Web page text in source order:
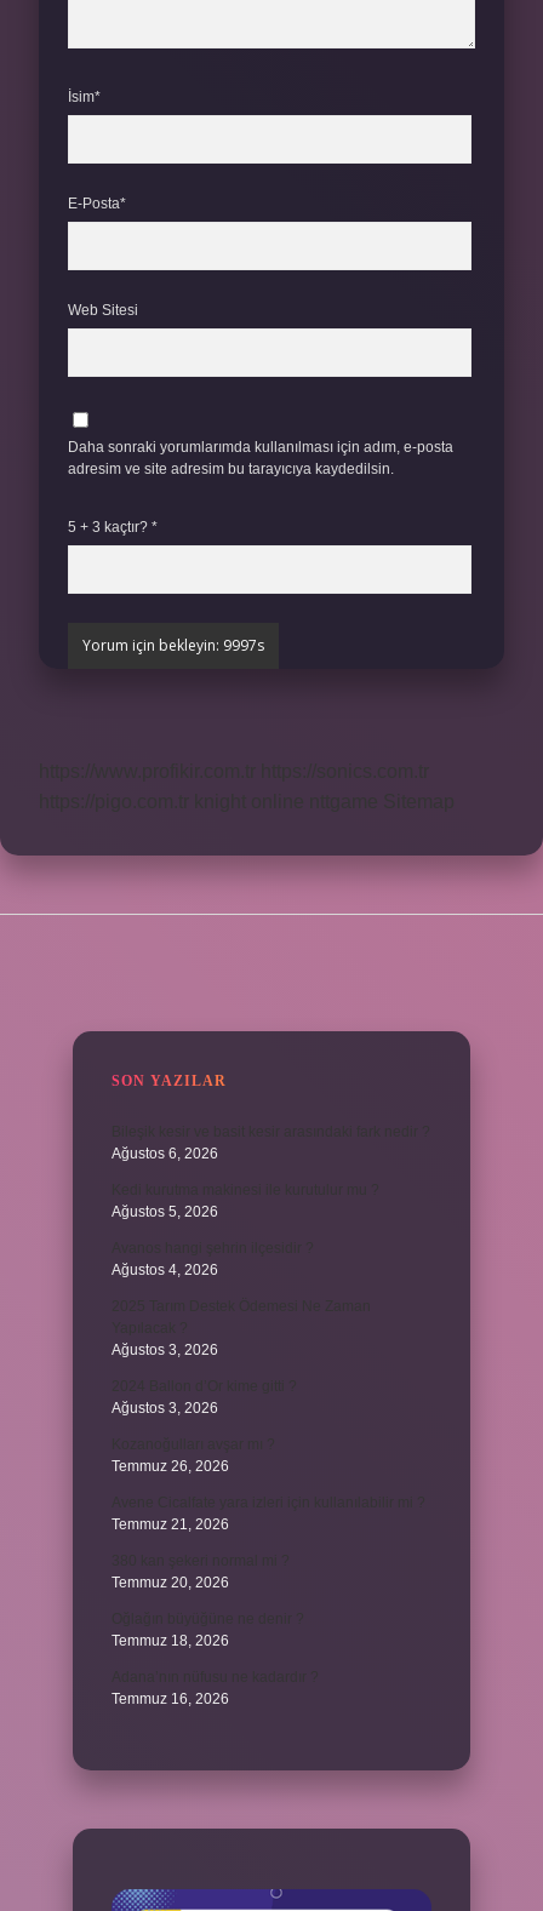
İsim*
E-Posta*
Web Sitesi
Daha sonraki yorumlarımda kullanılması için adım, e-posta
adresim ve site adresim bu tarayıcıya kaydedilsin.
5 + 3 kaçtır? *
SON YAZILAR
Ağustos 6, 2026
Ağustos 5, 2026
Ağustos 4, 2026
Ağustos 3, 2026
Ağustos 3, 2026
Temmuz 26, 2026
Temmuz 21, 2026
Temmuz 20, 2026
Temmuz 18, 2026
Temmuz 16, 2026